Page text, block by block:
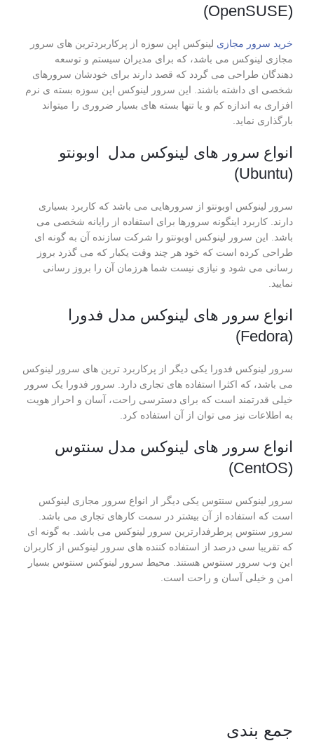
(OpenSUSE)
خرید سرور مجازی لینوکس اپن سوزه از پرکاربردترین های سرور
مجازی لینوکس می باشد، که برای مدیران سیستم و توسعه
دهندگان طراحی می گردد که قصد دارند برای خودشان سرورهای
شخصی ای داشته باشند. این سرور لینوکس اپن سوزه بسته ی نرم
افزاری به اندازه کم و یا تنها بسته های بسیار ضروری را میتواند
بارگذاری نماید.
انواع سرور های لینوکس مدل اوبونتو
(Ubuntu)
سرور لینوکس اوبونتو از سرورهایی می باشد که کاربرد بسیاری
دارند. کاربرد اینگونه سرورها برای استفاده از رایانه شخصی می
باشد. این سرور لینوکس اوبونتو را شرکت سازنده آن به گونه ای
طراحی کرده است که خود هر چند وقت یکبار که می گذرد بروز
رسانی می ‌شود و نیازی نیست شما هرزمان آن را بروز رسانی
نمایید.
انواع سرور های لینوکس مدل فدورا
(Fedora)
سرور لینوکس فدورا یکی دیگر از پرکاربرد ترین های سرور لینوکس
می باشد، که اکثرا استفاده های تجاری دارد. سرور فدورا یک سرور
خیلی قدرتمند است که برای دسترسی راحت، آسان و احراز هویت
به اطلاعات نیز می توان از آن استفاده کرد.
انواع سرور های لینوکس مدل سنتوس
(CentOS)
سرور لینوکس سنتوس یکی دیگر از انواع سرور مجازی لینوکس
است که استفاده از آن بیشتر در سمت کارهای تجاری می باشد.
سرور سنتوس پرطرفدارترین سرور لینوکس می باشد. به گونه ای
که تقریبا سی درصد از استفاده کننده های سرور لینوکس از کاربران
این وب سرور سنتوس هستند. محیط سرور لینوکس سنتوس بسیار
امن و خیلی آسان و راحت است.
جمع بندی